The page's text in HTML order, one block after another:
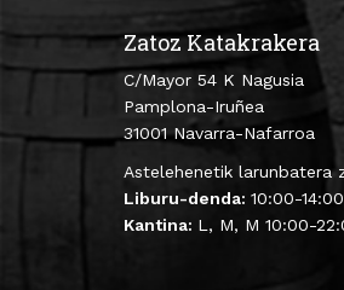
Zatoz Katakrakera
C/Mayor 54 K Nagusia
Pamplona-Iruñea
31001 Navarra-Nafarroa
Astelehenetik larunbatera
Liburu-denda: 10:00-
Kantina: L, M, M 10:00-